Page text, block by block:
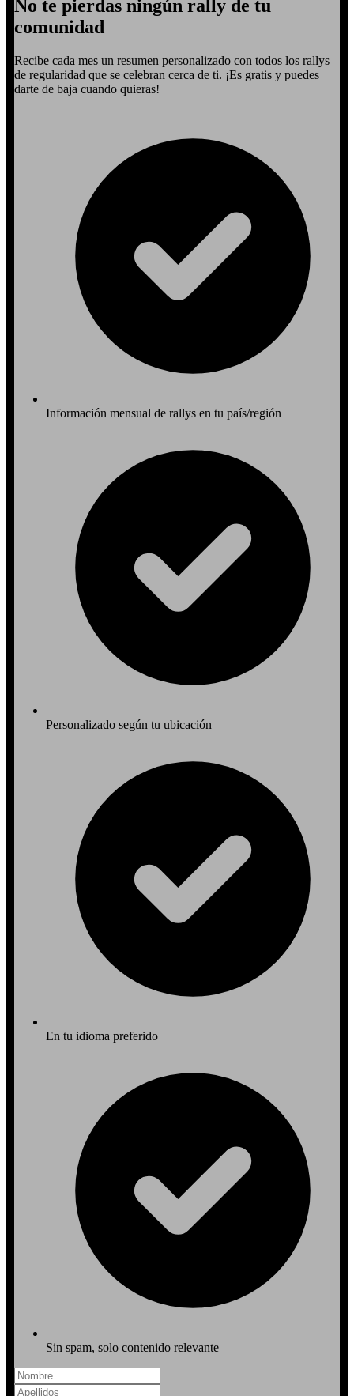
No te pierdas ningún rally de tu
comunidad
Recibe cada mes un resumen personalizado con todos los rallys
de regularidad que se celebran cerca de ti. ¡Es gratis y puedes
darte de baja cuando quieras!
Información mensual de rallys en tu país/región
Personalizado según tu ubicación
En tu idioma preferido
Sin spam, solo contenido relevante